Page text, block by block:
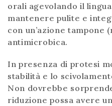
orali agevolando il
mantenere pulite e
con un’azione tampone
antimicrobica.
In presenza di protesi
stabilità e lo
Non dovrebbe
riduzione possa avere